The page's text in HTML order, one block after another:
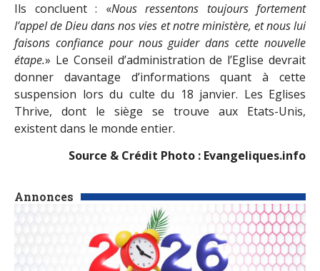
Annonces
Ils concluent : «Nous ressentons toujours fortement
l’appel de Dieu dans nos vies et notre ministère, et nous lui
faisons confiance pour nous guider dans cette nouvelle
étape.» Le Conseil d’administration de l’Eglise devrait
donner davantage d’informations quant à cette
suspension lors du culte du 18 janvier. Les Eglises
Thrive, dont le siège se trouve aux Etats-Unis,
existent dans le monde entier.
Source & Crédit Photo : Evangeliques.info